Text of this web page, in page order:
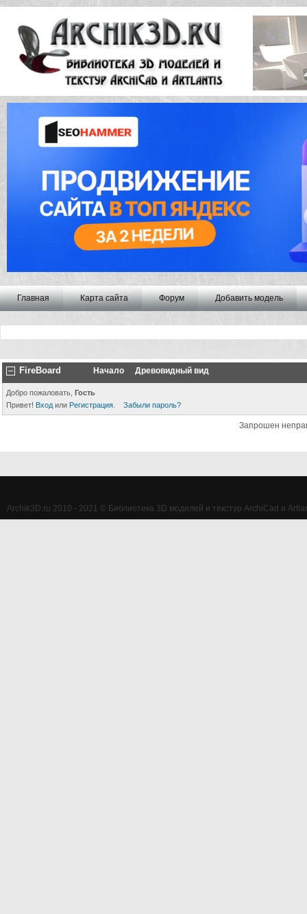
Главная Карта сайта Форум Добавить модель
FireBoard Начало Древовидный вид
Добро пожаловать, Гость
Привет! Вход или Регистрация Забыли пароль?
Запрошен
Archik3D.ru 2010 - 2021 © Библиотека 3D моделей и текстур ArchiCad и